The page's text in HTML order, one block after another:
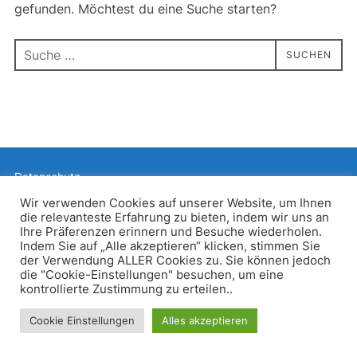
gefunden. Möchtest du eine Suche starten?
Suchen
nach:
SUCHEN
Datenschutz
Inspiro WordPress Theme von WPZOOM
Wir verwenden Cookies auf unserer Website, um Ihnen
die relevanteste Erfahrung zu bieten, indem wir uns an
Ihre Präferenzen erinnern und Besuche wiederholen.
Indem Sie auf „Alle akzeptieren“ klicken, stimmen Sie
der Verwendung ALLER Cookies zu. Sie können jedoch
die "Cookie-Einstellungen" besuchen, um eine
kontrollierte Zustimmung zu erteilen..
Cookie Einstellungen Alles akzeptieren